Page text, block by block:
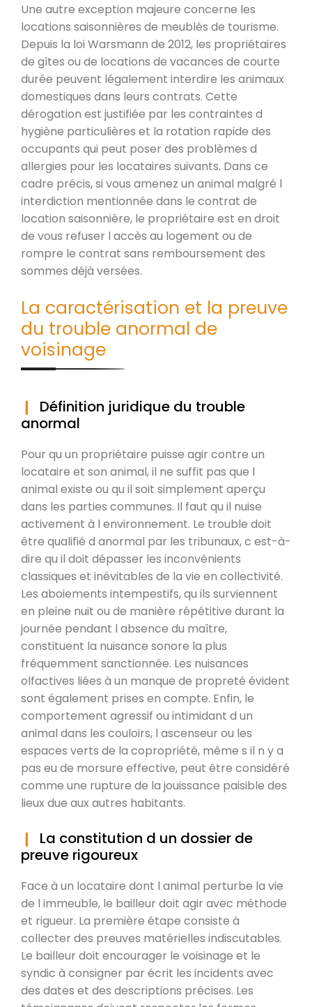
Une autre exception majeure concerne les
locations saisonnières de meublés de tourisme.
Depuis la loi Warsmann de 2012, les propriétaires
de gîtes ou de locations de vacances de courte
durée peuvent légalement interdire les animaux
domestiques dans leurs contrats. Cette
dérogation est justifiée par les contraintes d
hygiène particulières et la rotation rapide des
occupants qui peut poser des problèmes d
allergies pour les locataires suivants. Dans ce
cadre précis, si vous amenez un animal malgré l
interdiction mentionnée dans le contrat de
location saisonnière, le propriétaire est en droit
de vous refuser l accès au logement ou de
rompre le contrat sans remboursement des
sommes déjà versées.
La caractérisation et la preuve
du trouble anormal de
voisinage
Définition juridique du trouble
anormal
Pour qu un propriétaire puisse agir contre un
locataire et son animal, il ne suffit pas que l
animal existe ou qu il soit simplement aperçu
dans les parties communes. Il faut qu il nuise
activement à l environnement. Le trouble doit
être qualifié d anormal par les tribunaux, c est-à-
dire qu il doit dépasser les inconvénients
classiques et inévitables de la vie en collectivité.
Les aboiements intempestifs, qu ils surviennent
en pleine nuit ou de manière répétitive durant la
journée pendant l absence du maître,
constituent la nuisance sonore la plus
fréquemment sanctionnée. Les nuisances
olfactives liées à un manque de propreté évident
sont également prises en compte. Enfin, le
comportement agressif ou intimidant d un
animal dans les couloirs, l ascenseur ou les
espaces verts de la copropriété, même s il n y a
pas eu de morsure effective, peut être considéré
comme une rupture de la jouissance paisible des
lieux due aux autres habitants.
La constitution d un dossier de
preuve rigoureux
Face à un locataire dont l animal perturbe la vie
de l immeuble, le bailleur doit agir avec méthode
et rigueur. La première étape consiste à
collecter des preuves matérielles indiscutables.
Le bailleur doit encourager le voisinage et le
syndic à consigner par écrit les incidents avec
des dates et des descriptions précises. Les